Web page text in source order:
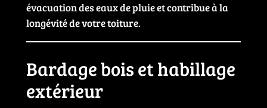
évacuation des eaux de pluie et contribue à la
longévité de votre toiture.
Bardage bois et habillage
extérieur